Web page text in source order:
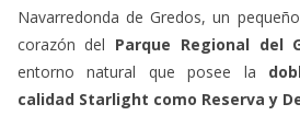
Navarredonda de Gredos, un
Parque Regional del
entorno natural que p
calidad Starlight como Reserva y